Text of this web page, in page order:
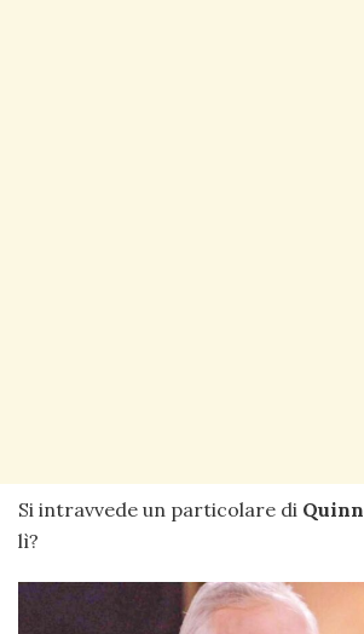
Si intravvede un particolare di Quinn
lì?